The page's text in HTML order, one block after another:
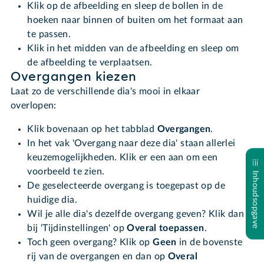
Klik op de afbeelding en sleep de bollen in de
hoeken naar binnen of buiten om het formaat aan
te passen.
Klik in het midden van de afbeelding en sleep om
de afbeelding te verplaatsen.
Overgangen kiezen
Laat zo de verschillende dia's mooi in elkaar
overlopen:
Klik bovenaan op het tabblad Overgangen.
In het vak 'Overgang naar deze dia' staan allerlei
keuzemogelijkheden. Klik er een aan om een
voorbeeld te zien.
De geselecteerde overgang is toegepast op de
huidige dia.
Wil je alle dia's dezelfde overgang geven? Klik dan
bij 'Tijdinstellingen' opOveral toepassen.
Toch geen overgang? Klik opGeen in de bovenste
rij van de overgangen en dan op Overal
Inhoudsopgave